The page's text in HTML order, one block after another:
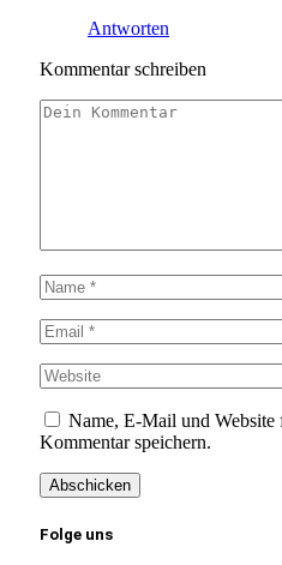
Antworten
Kommentar schreiben
Name, E-Mail und Website
Kommentar speichern.
Folge uns